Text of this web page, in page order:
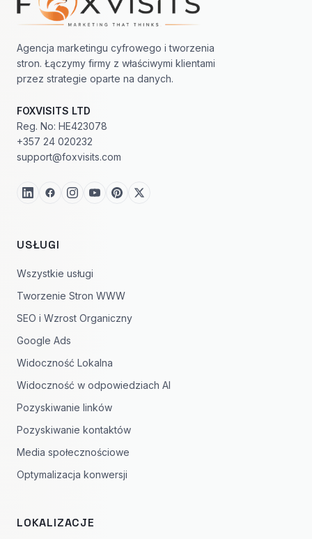
Agencja marketingu cyfrowego i tworzenia
stron. Łączymy firmy z właściwymi klientami
przez strategie oparte na danych.
FOXVISITS LTD
Reg. No: HE423078
+357 24 020232
support@foxvisits.com
USŁUGI
Wszystkie usługi
Tworzenie Stron WWW
SEO i Wzrost Organiczny
Google Ads
Widoczność Lokalna
Widoczność w odpowiedziach AI
Pozyskiwanie linków
Pozyskiwanie kontaktów
Media społecznościowe
Optymalizacja konwersji
LOKALIZACJE